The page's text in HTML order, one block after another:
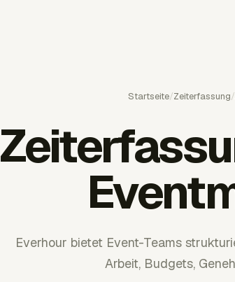
Startseite/Zeiterfassung/
Everhour bietet Event-Teams
Arbeit, Budgets,